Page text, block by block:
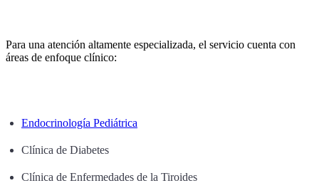
Para una atención altamente especializada, el servicio cuenta con
áreas de enfoque clínico:
Endocrinología Pediátrica
Clínica de Diabetes
Clínica de Enfermedades de la Tiroides